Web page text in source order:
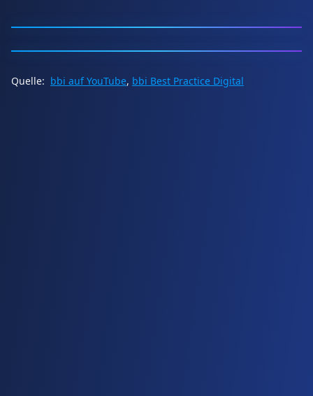
Quelle: bbi auf YouTube, bbi Best Practice Digital